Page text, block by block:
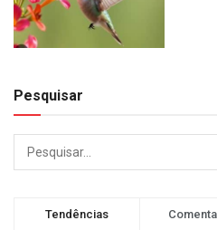
Pesquisar
Tendências